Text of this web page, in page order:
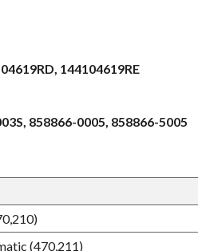
144104619RE
858866-0005, 858866-5005
(470,211)